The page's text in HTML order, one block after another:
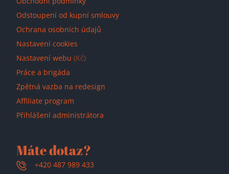
Odstoupení od kupní smlouvy
Ochrana osobních údajů
Nastavení cookies
Nastavení webu (Kč)
Práce a brigáda
Zpětná vazba na redesign
Affiliate program
Přihlášení administrátora
Máte dotaz?
+420 487 989 433